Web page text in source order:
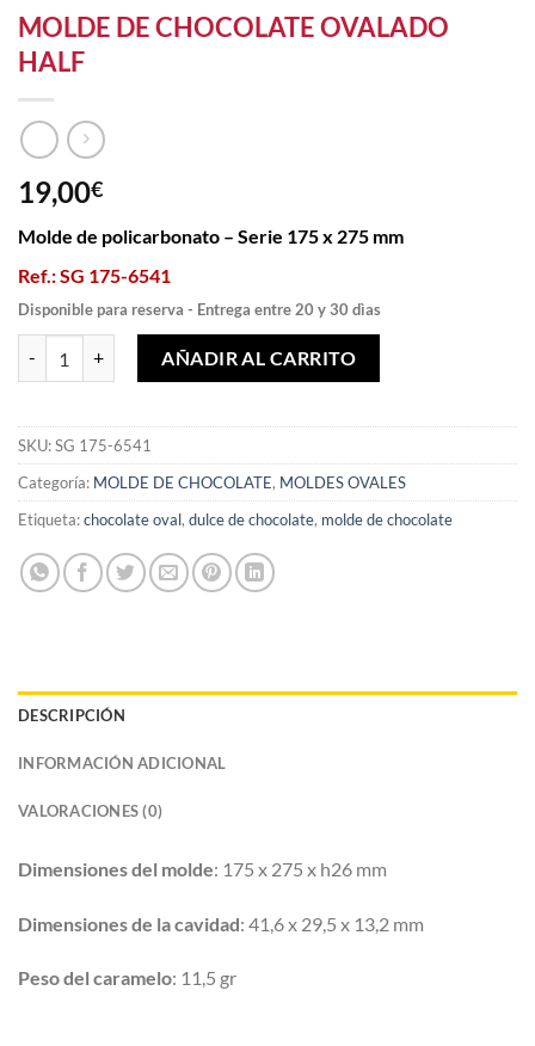
MOLDE DE CHOCOLATE OVALADO
HALF
19,00€
Molde de policarbonato – Serie 175 x 275 mm
Ref.: SG 175-6541
Disponible para reserva - Entrega entre 20 y 30 dìas
MOLDE DE CHOCOLATE OVALADO HALF cantidad
AÑADIR AL CARRITO
SKU:SG 175-6541
Categoría: MOLDE DE CHOCOLATE, MOLDES OVALES
Etiqueta:chocolate oval, dulce de chocolate, molde de chocolate
DESCRIPCIÓN
INFORMACIÓN ADICIONAL
VALORACIONES (0)
Dimensiones del molde: 175 x 275 x h26 mm
Dimensiones de la cavidad: 41,6 x 29,5 x 13,2 mm
Peso del caramelo: 11,5 gr